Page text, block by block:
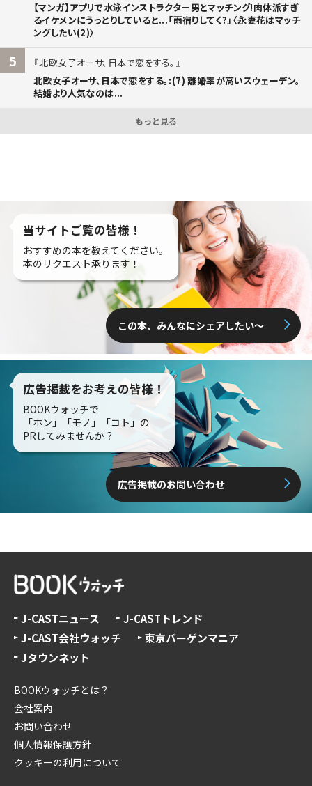
【マンガ】アプリで水泳インストラクター男とマッチング!肉体派すぎ
るイケメンにうっとりしていると...「雨宿りしてく?」〈永妻花はマッチ
ングしたい(2)〉
5
北欧女子オーサ、日本で恋をする。
北欧女子オーサ、日本で恋をする。:(7) 離婚率が高いスウェーデン。
結婚より人気なのは...
もっと見る
当サイトご覧の皆様！
おすすめの本を教えてください。
本のリクエスト承ります！
この本、みんなにシェアしたい〜
広告掲載をお考えの皆様！
BOOKウォッチで
「ホン」「モノ」「コト」の
PRしてみませんか？
広告掲載のお問い合わせ
J-CASTニュース
J-CASTトレンド
J-CAST会社ウォッチ
東京バーゲンマニア
Jタウンネット
BOOKウォッチとは？
会社案内
お問い合わせ
個人情報保護方針
クッキーの利用について